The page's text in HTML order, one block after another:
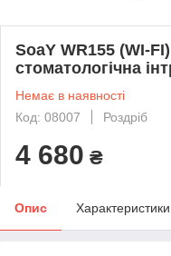
SoaY WR155 (WI-
стоматологічна
Немає в наявності
Код: 08007
Роздріб
4 680 ₴
Опис Характеристики